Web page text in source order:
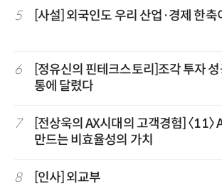
5 [사설] 외국인도 우리 산업·경제 한축
6
[정유신의 핀테크스토리]조각 투자
통에 달렸다
7
[전상욱의 AX시대의 고객경험] 〈11〉
만드는 비효율성의 가치
8 [인사] 외교부